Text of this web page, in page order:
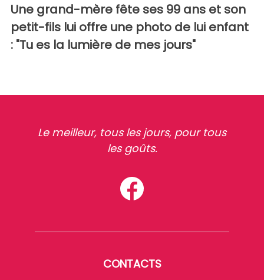
Une grand-mère fête ses 99 ans et son
petit-fils lui offre une photo de lui enfant
: "Tu es la lumière de mes jours"
Le meilleur, tous les jours, pour tous
les goûts.
CONTACTS